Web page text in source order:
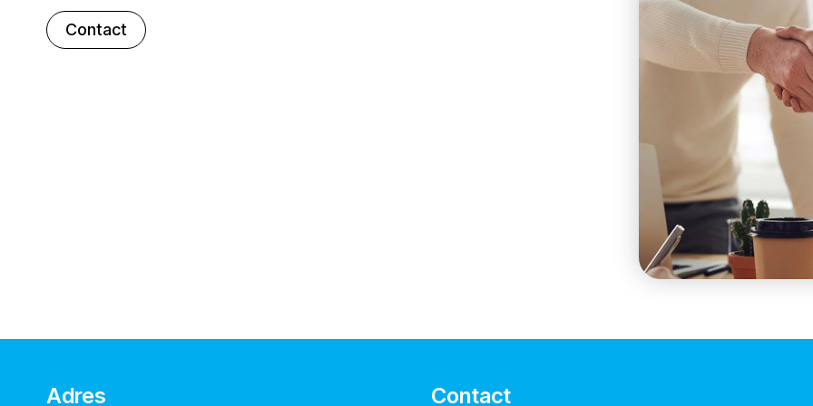
Contact
Adres Contact